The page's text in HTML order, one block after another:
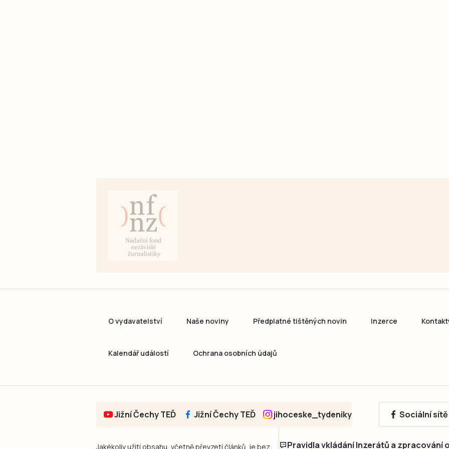
O vydavatelství Naše noviny Předplatné tištěných novin Inzerce
Kalendář událostí Ochrana osobních údajů
Jižní Čechy TEĎ Jižní Čechy TEĎ jihoceske_tydeniky Sociální
Jakékoliv užití obsahu, včetně převzetí článků, je bez Pravidla vkládání Inzerátů a zpracování